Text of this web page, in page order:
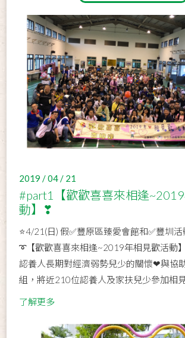
2019 / 04 / 21
#part1【歡歡喜喜來相逢
動】❣
⭐4/21(日) 假✅豐原區臻愛會館和✅豐圳
➰【歡歡喜喜來相逢~2019年相見歡活動
認養人長期對經濟弱勢兒少的關懷❤與協
組，將近210位認養人及家扶兒少參加相
了解更多